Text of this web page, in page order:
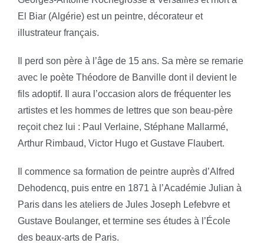
El Biar (Algérie) est un peintre, décorateur et
illustrateur français.
Il perd son père à l’âge de 15 ans. Sa mère se remarie
avec le poète Théodore de Banville dont il devient le
fils adoptif. Il aura l’occasion alors de fréquenter les
artistes et les hommes de lettres que son beau-père
reçoit chez lui : Paul Verlaine, Stéphane Mallarmé,
Arthur Rimbaud, Victor Hugo et Gustave Flaubert.
Il commence sa formation de peintre auprès d’Alfred
Dehodencq, puis entre en 1871 à l’Académie Julian à
Paris dans les ateliers de Jules Joseph Lefebvre et
Gustave Boulanger, et termine ses études à l’École
des beaux-arts de Paris.